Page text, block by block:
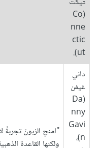
(Co
nne
ctic
ut).
داني
غيفن
(Da
nny
Gavi
n)،
"امنحِ الزبونَ تجربةً
ولكنها القاعدة